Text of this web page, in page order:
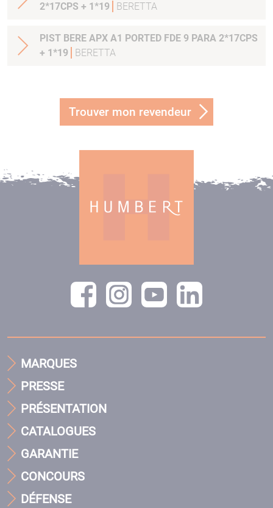
2*17CPS + 1*19
BERETTA
PIST BERE APX A1 PORTED FDE 9 PARA 2*17CPS
+ 1*19
BERETTA
Trouver mon revendeur
MARQUES
PRESSE
PRÉSENTATION
CATALOGUES
GARANTIE
CONCOURS
DÉFENSE